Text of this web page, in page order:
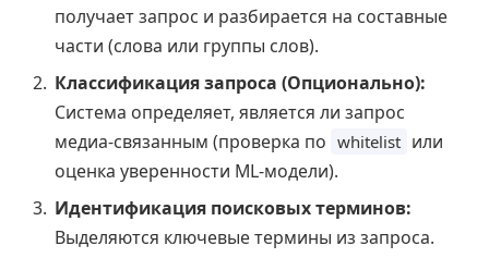
получает запрос и разбирается на составные
части (слова или группы слов).
Классификация запроса (Опционально):
Система определяет, является ли запрос
медиа-связанным (проверка по whitelist или
оценка уверенности ML-модели).
Идентификация поисковых терминов:
Выделяются ключевые термины из запроса.